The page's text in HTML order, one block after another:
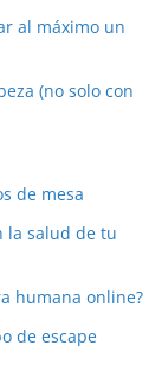
al máximo un
(no solo con
de mesa
la salud de tu
humana online?
de escape